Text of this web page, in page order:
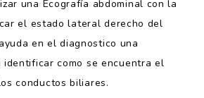
una Ecografía abdominal con la
el estado lateral derecho del
en el diagnostico una
identificar como se encuentra el
conductos biliares.